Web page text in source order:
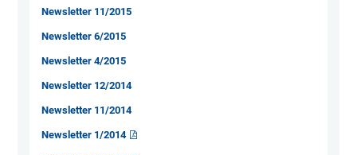
Newsletter 11/2015
Newsletter 6/2015
Newsletter 4/2015
Newsletter 12/2014
Newsletter 11/2014
Newsletter 1/2014